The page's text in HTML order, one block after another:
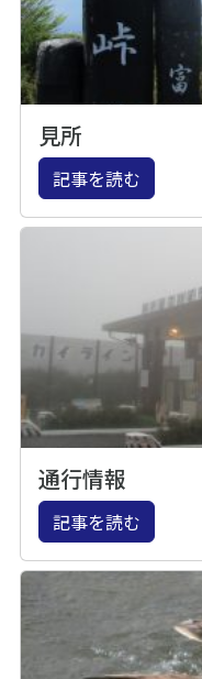
見所
記事を読む
通行情報
記事を読む